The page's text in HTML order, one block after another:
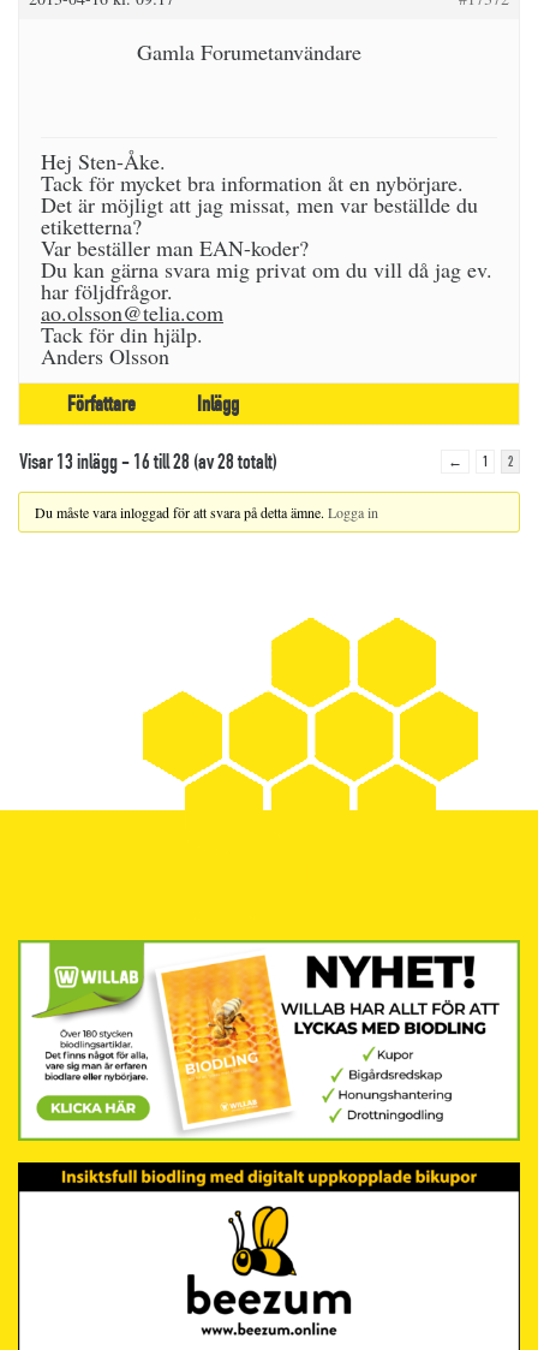
Gamla Forumetanvändare
Hej Sten-Åke.
Tack för mycket bra information åt en nybörjare.
Det är möjligt att jag missat, men var beställde du
etiketterna?
Var beställer man EAN-koder?
Du kan gärna svara mig privat om du vill då jag ev.
har följdfrågor.
ao.olsson@telia.com
Tack för din hjälp.
Anders Olsson
Författare Inlägg
Visar 13 inlägg - 16 till 28 (av 28 totalt) ← 1 2
Du måste vara inloggad för att svara på detta ämne. Logga in